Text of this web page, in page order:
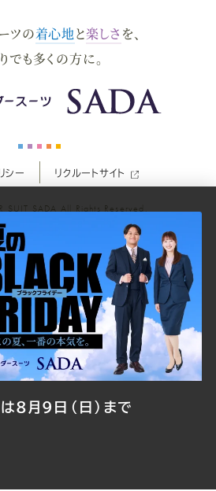
ー
ス
ー
ツ
SADA
の
公
式
Facebook
ー
ス
ー
ツ
SADA
の
公
式
Twitter
ー
ス
ツ
SADA
の
公
式
ス
ツ
SADA
の
公
式
ツの着心地と楽しさ を、
でも多くの方に。
シー リクルートサイト
SUIT SADAAll Rights Reserved.
8月9日（日）まで